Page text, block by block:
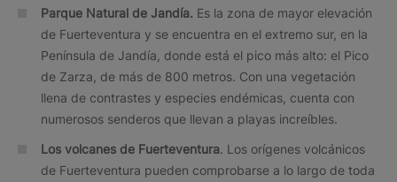
Parque Natural de Jandía. Es la zona de mayor elevación
de Fuerteventura y se encuentra en el extremo sur, en la
Península de Jandía, donde está el pico más alto: el Pico
de Zarza, de más de 800 metros. Con una vegetación
llena de contrastes y especies endémicas, cuenta con
numerosos senderos que llevan a playas increíbles.
Los volcanes de Fuerteventura. Los orígenes volcánicos
de Fuerteventura pueden comprobarse a lo largo de toda